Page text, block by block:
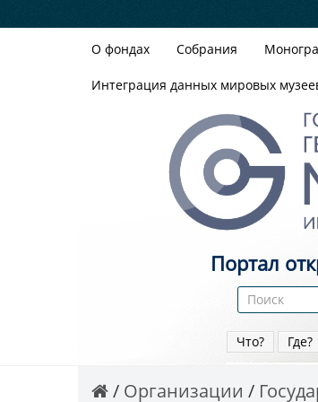
О фондах Собрания
Интеграция данных мировых
Портал
Что? Где?
Организации